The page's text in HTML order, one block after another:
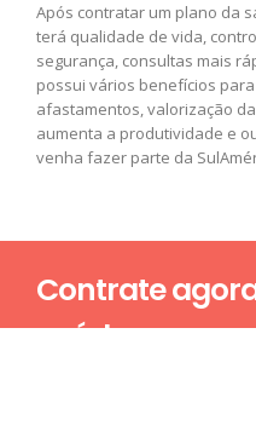
Após contratar um plano da
terá qualidade de vida,
segurança, consultas mais
possui vários benefícios
afastamentos, valorização
aumenta a produtividade e
venha fazer parte da
Contrate
saúde